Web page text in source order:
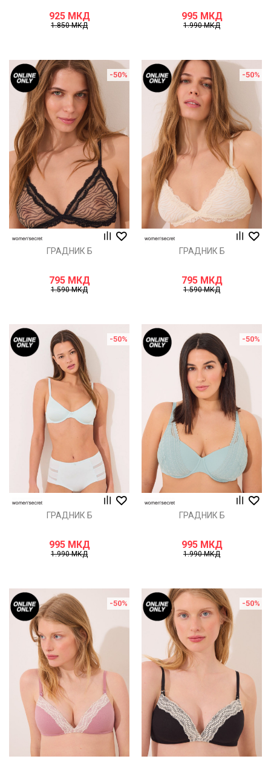
925 МКД
1.850МКД
995 МКД
1.990МКД
-50%
ГРАДНИК Б
795 МКД
1.590МКД
-50%
ГРАДНИК Б
795 МКД
1.590МКД
-50%
ГРАДНИК Б
995 МКД
1.990МКД
-50%
ГРАДНИК Б
995 МКД
1.990МКД
-50% -50%